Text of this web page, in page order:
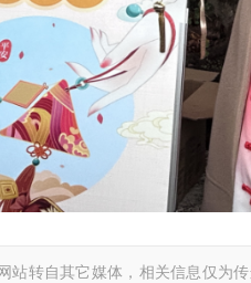
站转自其它媒体，相关信息仅为